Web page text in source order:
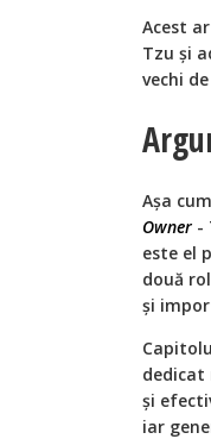
Acest
Tzu și
vechi
Așa
Owner -
este el
două
și
dedicat
și
iar